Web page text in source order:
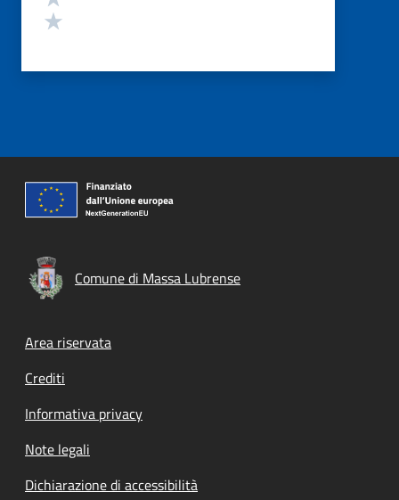
Comune di Massa Lubrense
Footer menu
Area riservata
Crediti
Informativa privacy
Note legali
Dichiarazione di accessibilità